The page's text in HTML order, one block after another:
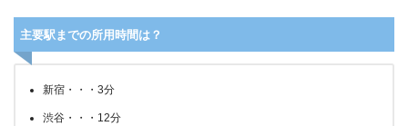
主要駅までの所用時間は？
新宿・・・3分
渋谷・・・12分